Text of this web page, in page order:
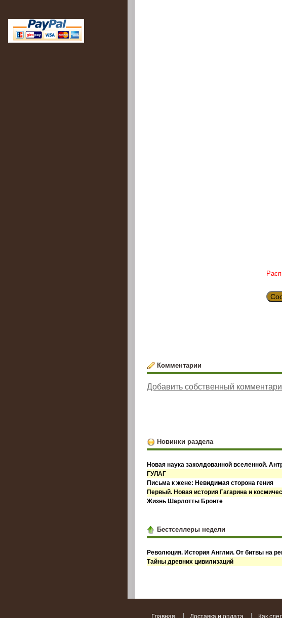
Комментарии
Добавить собственный
Новинки раздела
Новая наука заколдованной вселенной.
ГУЛАГ
Письма к жене: Невидимая сторона гения
Первый. Новая история Гагарина и
Жизнь Шарлотты Бронте
Бестселлеры недели
Революция. История Англии. От битвы на
Тайны древних цивилизаций
Главная Доставка и оплата Как